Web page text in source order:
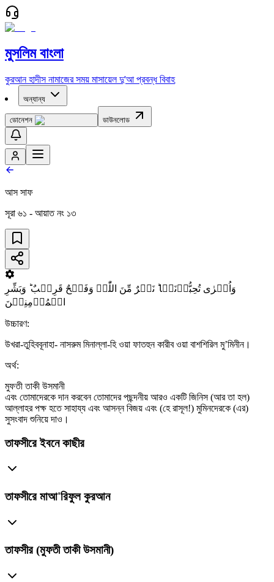
মুসলিম বাংলা
কুরআন হাদীস নামাজের সময় মাসায়েল দু'আ প্রবন্ধ বিবাহ
অন্যান্য
ডোনেশন ডাউনলোড
আস সাফ
সূরা ৬১ - আয়াত নং ১৩
وَاُخۡرٰی تُحِبُّوۡنَہَا ؕ نَصۡرٌ مِّنَ اللّٰہِ وَفَتۡحٌ قَرِیۡبٌ ؕ وَبَشِّرِ
الۡمُؤۡمِنِیۡنَ
উচ্চারণ:
উখরা-তুহিববূনাহা- নাসরুম মিনাল্লা-হি ওয়া ফাতহুন কারীব ওয়া বাশশিরিল মু’মিনীন।
অর্থ:
মুফতী তাকী উসমানী
এবং তোমাদেরকে দান করবেন তোমাদের পছন্দনীয় আরও একটি জিনিস (আর তা হল)
আল্লাহর পক্ষ হতে সাহায্য এবং আসন্ন বিজয় এবং (হে রাসূল!) মুমিনদেরকে (এর)
সুসংবাদ শুনিয়ে দাও।
তাফসীরে ইবনে কাছীর
তাফসীরে মাআ'রিফুল কুরআন
তাফসীর (মুফতী তাকী উসমানী)